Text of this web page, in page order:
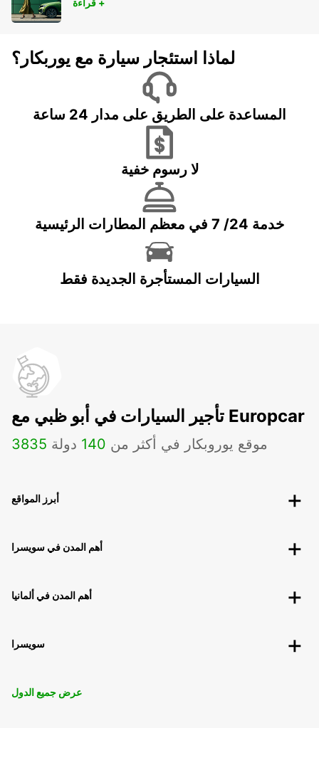
قراءة +
لماذا استئجار سيارة مع يوربكار؟
المساعدة على الطريق على مدار 24 ساعة
لا رسوم خفية
خدمة 24/ 7 في معظم المطارات الرئيسية
السيارات المستأجرة الجديدة فقط
تأجير السيارات في أبو ظبي مع Europcar
3835 موقع يوروبكار في أكثر من 140 دولة
أبرز المواقع
أهم المدن في سويسرا
أهم المدن في ألمانيا
سويسرا
عرض جميع الدول